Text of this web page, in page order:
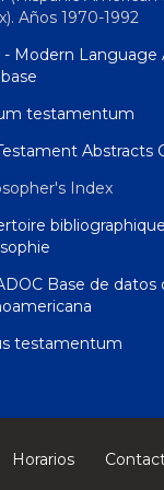
Años 1970-1992
- Modern Language
testamentum
Abstracts
Index
Base de datos
testamentum
Horarios